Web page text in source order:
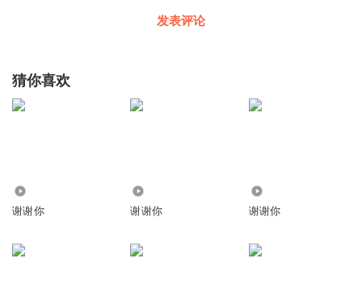
发表评论
猜你喜欢
谢谢你 谢谢你 谢谢你